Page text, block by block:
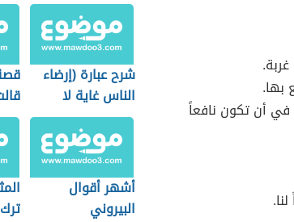
بها.
في أن تكون نافعاً
شرح عبارة (إرضاء
الناس غاية لا
تدرك)
أشهر أقوال
البيروني